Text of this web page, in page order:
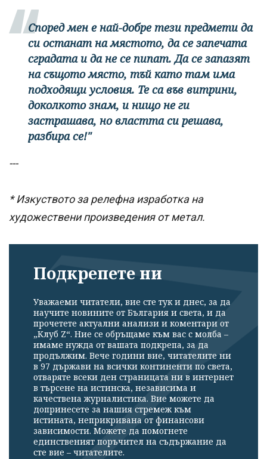
Според мен е най-добре тези предмети да
си останат на мястото, да се запечата
сградата и да не се пипат. Да се запазят
на същото място, тъй като там има
подходящи условия. Те са във витрини,
доколкото знам, и нищо не ги
застрашава, но властта си решава,
разбира се!"
---
* Изкуството за релефна изработка на
художествени произведения от метал.
Подкрепете ни
Уважаеми читатели, вие сте тук и днес, за да
научите новините от България и света, и да
прочетете актуални анализи и коментари от
„Клуб Z“. Ние се обръщаме към вас с молба –
имаме нужда от вашата подкрепа, за да
продължим. Вече години вие, читателите ни
в 97 държави на всички континенти по света,
отваряте всеки ден страницата ни в интернет
в търсене на истинска, независима и
качествена журналистика. Вие можете да
допринесете за нашия стремеж към
истината, неприкривана от финансови
зависимости. Можете да помогнете
единственият поръчител на съдържание да
сте вие – читателите.